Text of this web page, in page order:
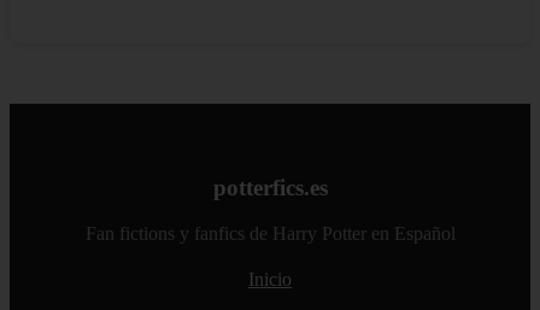
potterfics.es
Fan fictions y fanfics de Harry Potter en Español
Inicio